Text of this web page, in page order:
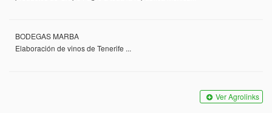
BODEGAS MARBA
Elaboración de vinos de Tenerife ...
Ver Agrolinks